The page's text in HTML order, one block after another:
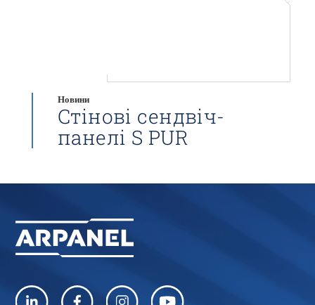
Новини
Стінові сендвіч-
панелі S PUR